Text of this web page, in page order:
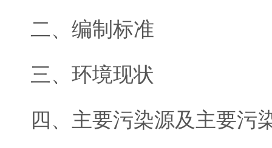
二、编制标准
三、环境现状
四、主要污染源及主要污